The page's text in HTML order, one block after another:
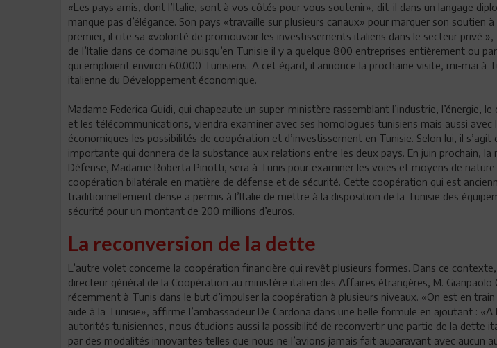
«Les pays amis, dont l’Italie, sont à vos côtés pour vous soutenir», dit-il dans un langage
manque pas d’élégance. Son pays «travaille sur plusieurs canaux» pour marquer son soutien à
premier, il cite sa «volonté de promouvoir les investissements italiens dans le secteur privé »,
de l’Italie dans ce domaine puisqu’en Tunisie il y a quelque 800 entreprises entièrement ou
qui emploient environ 60.000 Tunisiens. A cet égard, il annonce la prochaine visite, mi-mai à
italienne du Développement économique.
Madame Federica Guidi, qui chapeaute un super-ministère rassemblant l’industrie, l’énergie,
et les télécommunications, viendra examiner avec ses homologues tunisiens mais aussi avec
économiques les possibilités de coopération et d’investissement en Tunisie. Selon lui, il s’agit
importante qui donnera de la substance aux relations entre les deux pays. En juin prochain, la
Défense, Madame Roberta Pinotti, sera à Tunis pour examiner les voies et moyens de nature
coopération bilatérale en matière de défense et de sécurité. Cette coopération qui est
traditionnellement dense a permis à l’Italie de mettre à la disposition de la Tunisie des
sécurité pour un montant de 200 millions d’euros.
La reconversion de la dette
L’autre volet concerne la coopération financière qui revêt plusieurs formes. Dans ce
directeur général de la Coopération au ministère italien des Affaires étrangères, M. Gianpaolo
récemment à Tunis dans le but d’impulser la coopération à plusieurs niveaux. «On est en
aide à la Tunisie», affirme l’ambassadeur De Cardona dans une belle formule en ajoutant : «A
autorités tunisiennes, nous étudions aussi la possibilité de reconvertir une partie de la dette
par des modalités innovantes telles que nous ne l’avions jamais fait auparavant avec aucun